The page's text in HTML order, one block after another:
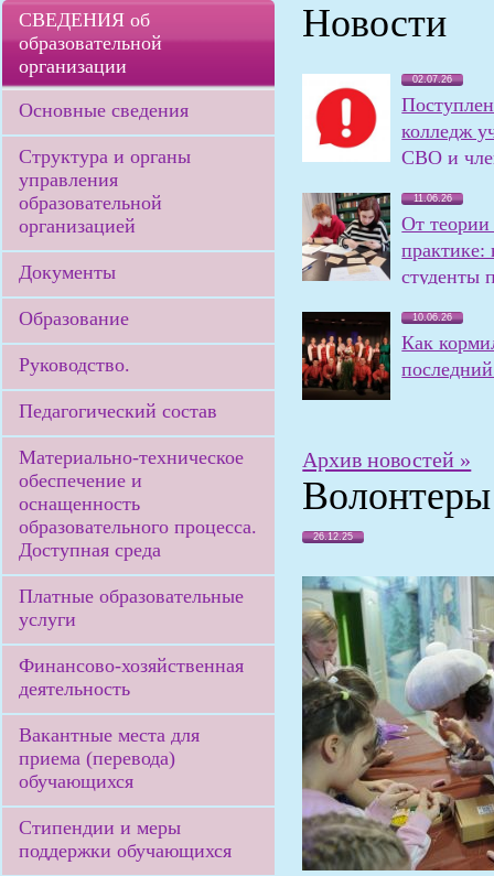
СВЕДЕНИЯ об
образовательной
организации
Основные сведения
Структура и органы
управления
образовательной
организацией
Документы
Образование
Руководство.
Педагогический состав
Материально-техническое
обеспечение и
оснащенность
образовательного процесса.
Доступная среда
Платные образовательные
услуги
Финансово-хозяйственная
деятельность
Вакантные места для
приема (перевода)
обучающихся
Стипендии и меры
поддержки обучающихся
Новости
02.07.26
колледж
СВО и
11.06.26
От теории
студенты
10.06.26
Как
Архив новостей »
26.12.25